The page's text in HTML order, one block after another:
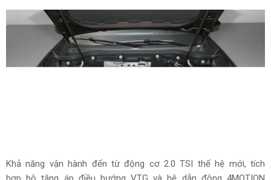
giải 2K, hệ thống điều hòa 3 vùng, đèn viền 30 màu cùng
cửa sổ trời toàn cảnh.
Hệ thống cách âm được đánh giá toàn diện nhất phân khúc,
kết hợp với dàn âm thanh Harman Kardon 14 loa, tạo nên
đường, tạo nên không gian thư thái bậc nhất phân khúc.